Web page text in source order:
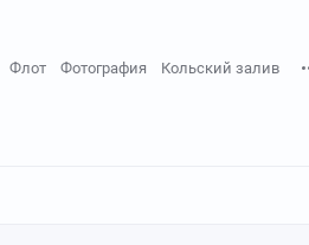
Флот Фотография Кольский залив